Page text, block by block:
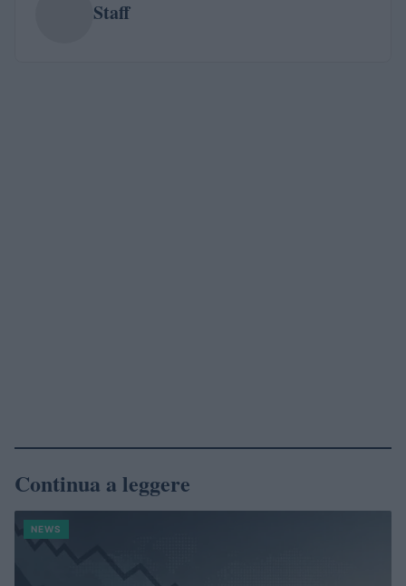
Staff
Continua a leggere
NEWS